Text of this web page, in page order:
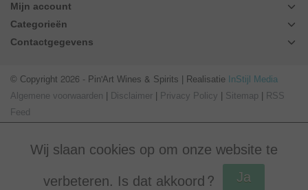
Mijn account
Categorieën
Contactgegevens
© Copyright 2026 - Pin'Art Wines & Spirits | Realisatie InStijl Media
Algemene voorwaarden | Disclaimer | Privacy Policy | Sitemap | RSS
Feed
Wij slaan cookies op om onze website te
verbeteren. Is dat akkoord?
Ja